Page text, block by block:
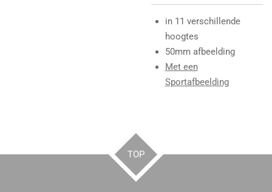
in 11 verschillende
hoogtes
50mm afbeelding
Met een
Sportafbeelding
TOP